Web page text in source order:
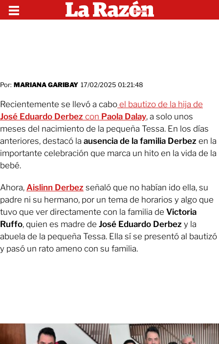
Por: MARIANA GARIBAY 17/02/2025 01:21:48
Recientemente se llevó a cabo el bautizo de la hija de
José Eduardo Derbez con Paola Dalay, a solo unos
meses del nacimiento de la pequeña Tessa. En los días
anteriores, destacó la ausencia de la familia Derbez en la
importante celebración que marca un hito en la vida de la
bebé.
Ahora, Aislinn Derbez señaló que no habían ido ella, su
padre ni su hermano, por un tema de horarios y algo que
tuvo que ver directamente con la familia de Victoria
Ruffo, quien es madre de José Eduardo Derbez y la
abuela de la pequeña Tessa. Ella sí se presentó al bautizó
y pasó un rato ameno con su familia.